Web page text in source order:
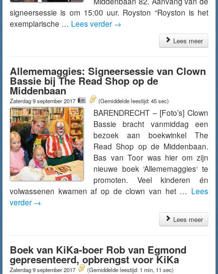
signeersessie is om 15:00 uur. Royston “Royston is het
exemplarische … Lees verder →
Lees meer
Allememaggies: Signeersessie van Clown
Bassie bij The Read Shop op de
Middenbaan
Zaterdag 9 september 2017 (Gemiddelde leestijd: 45 sec)
BARENDRECHT – [Foto’s] Clown
Bassie bracht vanmiddag een
bezoek aan boekwinkel The
Read Shop op de Middenbaan.
Bas van Toor was hier om zijn
nieuwe boek ‘Allememaggies‘ te
promoten. Veel kinderen én
volwassenen kwamen af op de clown van het … Lees
verder →
Lees meer
Boek van KiKa-boer Rob van Egmond
gepresenteerd, opbrengst voor KiKa
Zaterdag 9 september 2017 (Gemiddelde leestijd: 1 min, 11 sec)